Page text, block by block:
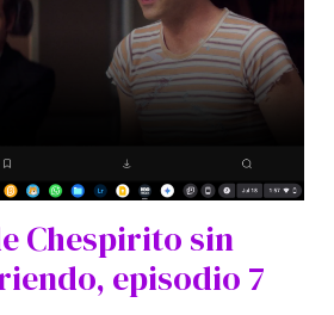
Chespirito sin
episodio 7